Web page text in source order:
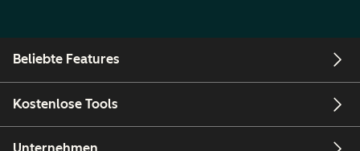
Beliebte Features
Kostenlose Tools